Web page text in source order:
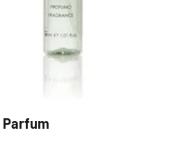
Parfum